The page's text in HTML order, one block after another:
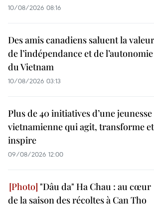
10/08/2026 08:16
Des amis canadiens saluent la valeur
de l’indépendance et de l’autonomie
du Vietnam
10/08/2026 03:13
Plus de 40 initiatives d’une jeunesse
vietnamienne qui agit, transforme et
inspire
09/08/2026 12:00
"Dâu da" Ha Chau : au cœur
de la saison des récoltes à Can Tho